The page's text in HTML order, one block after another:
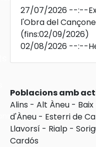
27/07/2026 --:--
l'Obra del
(fins:02/09/2026)
02/08/2026 --:--
Poblacions amb
Alins - Alt Àneu -
d'Àneu - Esterri de
Llavorsí - Rialp -
Cardós